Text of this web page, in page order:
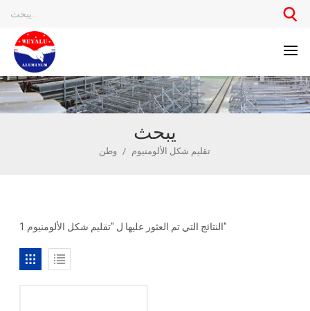
يبحث
/ تقليم شكل الألومنيوم
1 النتائج التي تم العثور عليها ل "تقليم شكل الألومنيوم"